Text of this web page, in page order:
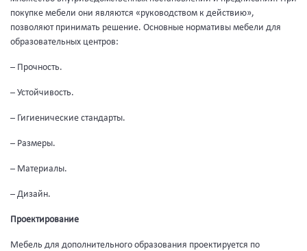
покупке мебели они являются «руководством к действию»,
позволяют принимать решение. Основные нормативы мебели для
образовательных центров:
– Прочность.
– Устойчивость.
– Гигиенические стандарты.
– Размеры.
– Материалы.
– Дизайн.
Проектирование
Мебель для дополнительного образования проектируется по